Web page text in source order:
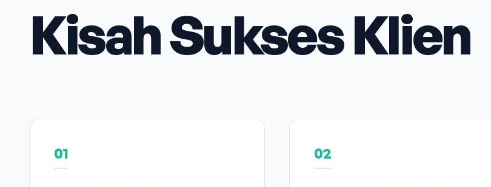
Kisah Sukses Klien
01 02